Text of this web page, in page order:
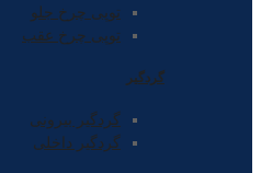
توپی چرخ جلو
توپی چرخ عقب
گردگیر
گردگیر بیرونی
گردگیر داخلی